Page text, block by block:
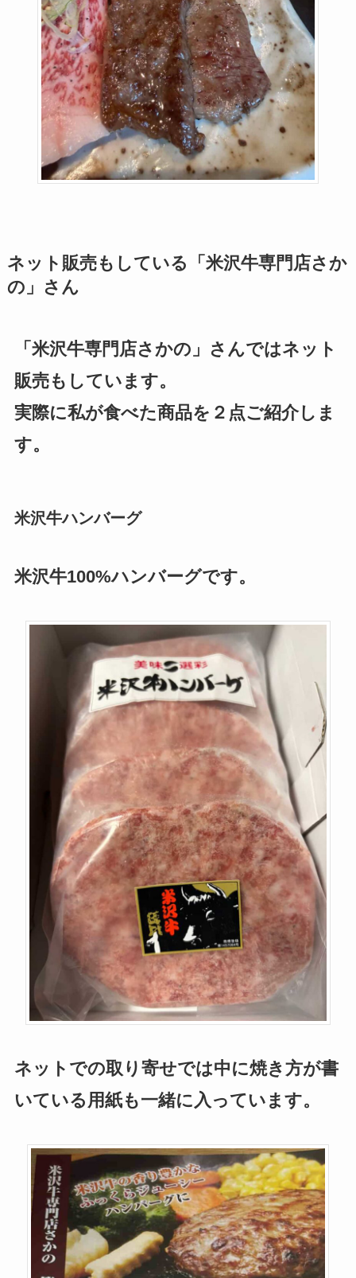
ネット販売もしている「米沢牛専門店さか
の」さん
「米沢牛専門店さかの」さんではネット
販売もしています。
実際に私が食べた商品を２点ご紹介しま
す。
米沢牛ハンバーグ
米沢牛100%ハンバーグです。
ネットでの取り寄せでは中に焼き方が書
いている用紙も一緒に入っています。